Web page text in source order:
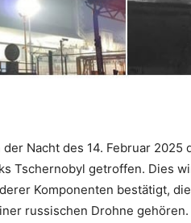
Nacht des 14. Februar
Tschernobyl getroffen. Dies
Komponenten bestätigt,
russischen Drohne